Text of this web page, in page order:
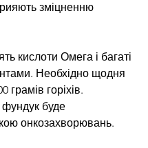
зміцненню
кислоти Омега і багаті
Необхідно щодня
грамів горіхів.
буде
онкозахворювань.